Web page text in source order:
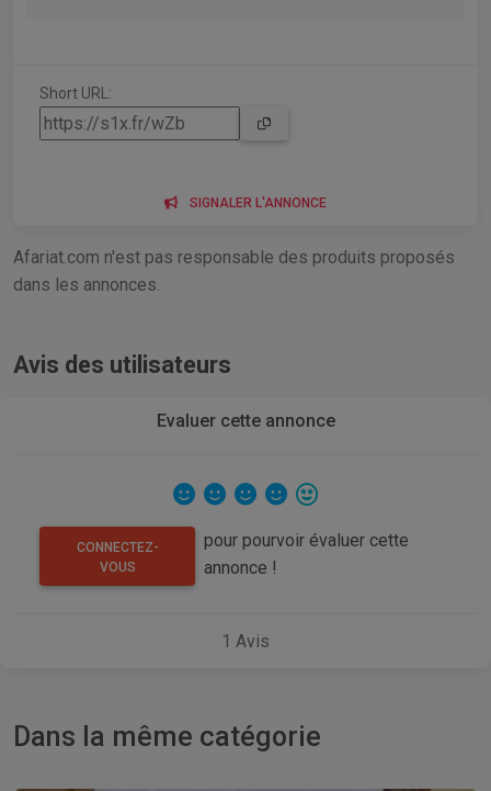
Short URL:
SIGNALER L'ANNONCE
Afariat.com n'est pas responsable des produits proposés
dans les annonces.
Avis des utilisateurs
Evaluer cette annonce
CONNECTEZ-
VOUS
pour pourvoir évaluer cette
annonce !
1 Avis
Dans la même catégorie